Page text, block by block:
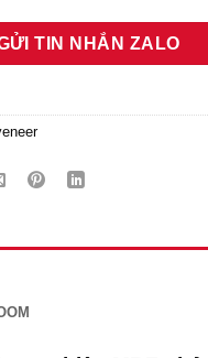
TIN NHẮN ZALO